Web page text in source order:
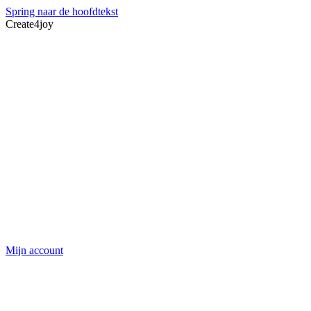
Spring naar de hoofdtekst
Create4joy
Mijn account